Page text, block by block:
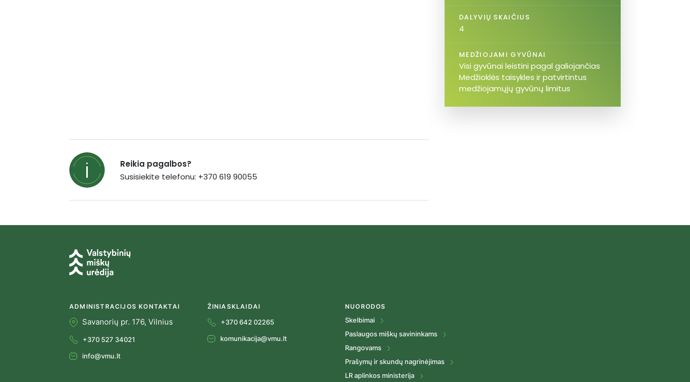
DALYVIŲ SKAIČIUS
4
MEDŽIOJAMI GYVŪNAI
Visi gyvūnai leistini pagal galiojančias
Medžioklės taisykles ir patvirtintus
medžiojamųjų gyvūnų limitus
Reikia pagalbos?
Susisiekite telefonu: +370 619 90055
ADMINISTRACIJOS KONTAKTAI
Savanorių pr. 176, Vilnius
+370 527 34021
info@vmu.lt
ŽINIASKLAIDAI
+370 642 02265
komunikacija@vmu.lt
NUORODOS
Skelbimai
Paslaugos miškų savininkams
Rangovams
Prašymų ir skundų nagrinėjimas
LR aplinkos ministerija